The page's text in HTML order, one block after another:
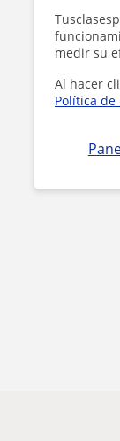
medir su
Al hacer
Política de